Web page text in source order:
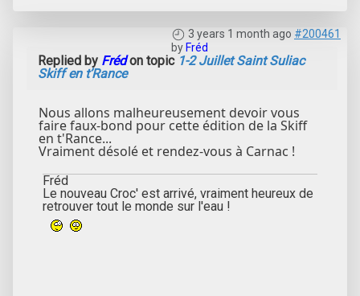
3 years 1 month ago #200461
by Fréd
Replied by Frédon topic 1-2 Juillet Saint Suliac
Skiff en t’Rance
Nous allons malheureusement devoir vous
faire faux-bond pour cette édition de la Skiff
en t'Rance...
Vraiment désolé et rendez-vous à Carnac !
Fréd
Le nouveau Croc' est arrivé, vraiment heureux de
retrouver tout le monde sur l'eau !